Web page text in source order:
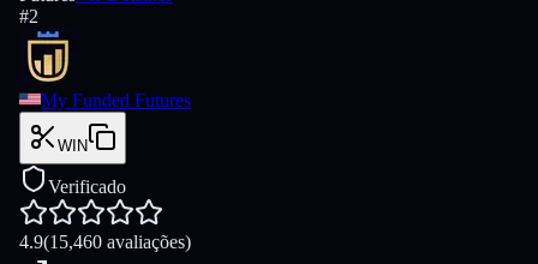
#2
My Funded Futures
WIN
Verificado
4.9(15,460 avaliações)